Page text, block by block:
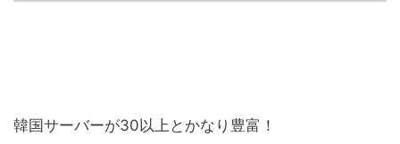
韓国サーバーが30以上とかなり豊富！